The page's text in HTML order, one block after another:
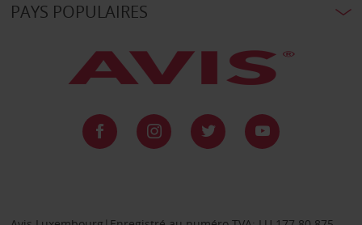
PAYS POPULAIRES